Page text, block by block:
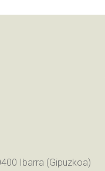
Ibarra (Gipuzkoa)